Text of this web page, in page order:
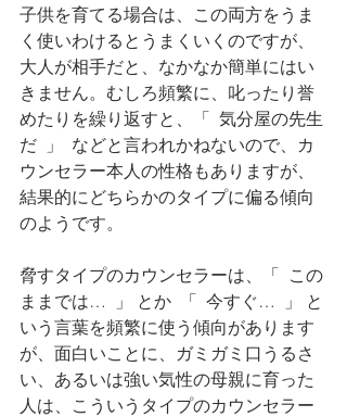
子供を育てる場合は、この両方をうま
く使いわけるとうまくいくのですが、
大人が相手だと、なかなか簡単にはい
きません。むしろ頻繁に、叱ったり誉
めたりを繰り返すと、「  気分屋の先生
だ  」  などと言われかねないので、カ
ウンセラー本人の性格もありますが、
結果的にどちらかのタイプに偏る傾向
のようです。
脅すタイプのカウンセラーは、「  この
ままでは…  」 とか  「  今すぐ…  」 と
いう言葉を頻繁に使う傾向があります
が、面白いことに、ガミガミ口うるさ
い、あるいは強い気性の母親に育った
人は、こういうタイプのカウンセラー